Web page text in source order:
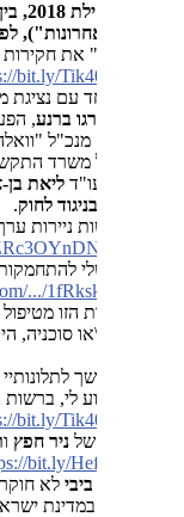
2017 ותחילת 2018,
לפרופ'שמואל
את חקירות "תיק בזק"
https://bit.ly/
).
עם נציגת משרד ראש
, הפעילו3 סוכנים בקבוצת בזק
מנכ"ל "וואלה!" וניסו
משרד התקשורת) כעד
ליאת בן-ארי שווקי
.
ניירות ערך לפניות
להתחמקות הזו של
.../
הזו מטיפול בעבירות
סוכניה, היא עקבית
לתלונותיי הרבות
לי, ברשות ניירות
https://bit.ly/
.
ורביב דרוקר
https://bit.ly/
.
לא חוקרים". זה
ישראל.